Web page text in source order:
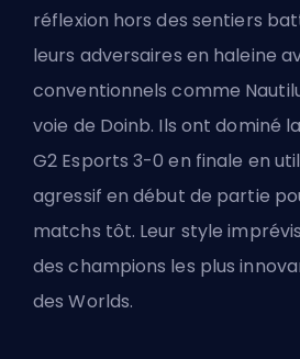
réflexion hors des sentiers
leurs adversaires en haleine
conventionnels comme
voie de Doinb. Ils ont dominé
G2 Esports 3-0 en finale en
agressif en début de partie
matchs tôt. Leur style
des champions les plus
des Worlds.